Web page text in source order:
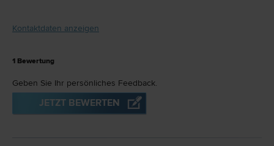
Kontaktdaten anzeigen
1 Bewertung
Geben Sie Ihr persönliches Feedback.
JETZT BEWERTEN